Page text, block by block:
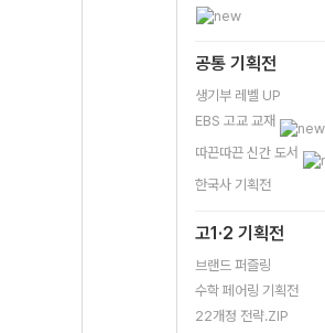
공통 기획전
생기부 레벨 UP
EBS 고교 교재
따끈따끈 신간 도서
한국사 기획전
고1·2 기획전
브랜드 퍼즐링
수학 페어링 기획전
22개정 전략.ZIP